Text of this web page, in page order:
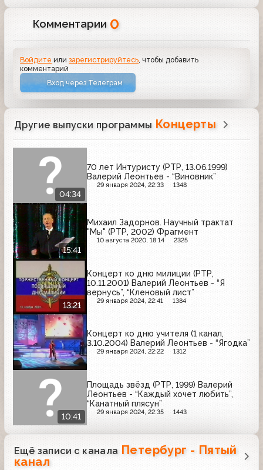
Комментарии 0
Войдите илизарегистрируйтесь, чтобы добавить
комментарий
Вход через Телеграм
Другие выпуски программы Концерты
04:34
70 лет Интуристу (РТР, 13.06.1999)
Валерий Леонтьев - “Виновник”
29 января 2024, 22:33 1348
15:41
Михаил Задорнов. Научный трактат
"Мы" (РТР, 2002) Фрагмент
10 августа 2020, 18:14 2325
13:21
Концерт ко дню милиции (РТР,
10.11.2001) Валерий Леонтьев - “Я
вернусь”, “Кленовый лист”
29 января 2024, 22:41 1384
Концерт ко дню учителя (1 канал,
3.10.2004) Валерий Леонтьев - “Ягодка”
29 января 2024, 22:22 1312
10:41
Площадь звёзд (РТР, 1999) Валерий
Леонтьев - “Каждый хочет любить”,
“Канатный плясун”
29 января 2024, 22:35 1443
Ещё записи с канала Петербург - Пятый
канал